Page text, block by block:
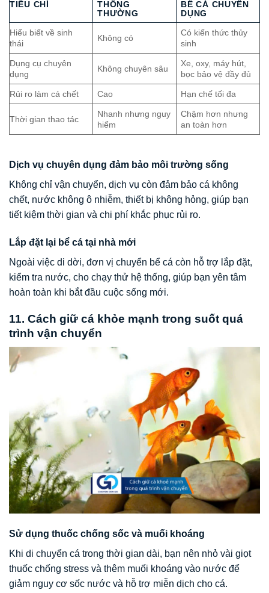
TIÊU CHÍ
THÔNG
THƯỜNG
BỂ CÁ CHUYÊN
DỤNG
Hiểu biết về sinh
thái
Không có
Có kiến thức thủy
sinh
Dụng cụ chuyên
dụng
Không chuyên sâu
Xe, oxy, máy hút,
bọc bảo vệ đầy đủ
Rủi ro làm cá chết Cao Hạn chế tối đa
Thời gian thao tác
Nhanh nhưng nguy
hiểm
Chậm hơn nhưng
an toàn hơn
Dịch vụ chuyên dụng đảm bảo môi trường sống
Không chỉ vận chuyển, dịch vụ còn đảm bảo cá không
chết, nước không ô nhiễm, thiết bị không hỏng, giúp bạn
tiết kiệm thời gian và chi phí khắc phục rủi ro.
Lắp đặt lại bể cá tại nhà mới
Ngoài việc di dời, đơn vị chuyển bể cá còn hỗ trợ lắp đặt,
kiểm tra nước, cho chạy thử hệ thống, giúp bạn yên tâm
hoàn toàn khi bắt đầu cuộc sống mới.
11. Cách giữ cá khỏe mạnh trong suốt quá
trình vận chuyển
Sử dụng thuốc chống sốc và muối khoáng
Khi di chuyển cá trong thời gian dài, bạn nên nhỏ vài giọt
thuốc chống stress và thêm muối khoáng vào nước để
giảm nguy cơ sốc nước và hỗ trợ miễn dịch cho cá.